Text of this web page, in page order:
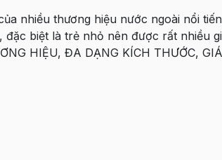
nhiều thương hiệu nước ngoài nổi
biệt là trẻ nhỏ nên được rất nhiều
HIỆU, ĐA DẠNG KÍCH THƯỚC,